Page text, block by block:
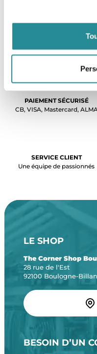
PAIEMENT SÉCURISÉ
CB, VISA, Mastercard,
SERVICE CLIENT
Une équipe de passionnés
LE SHOP
The Corner Shop
28 rue de l'Est
92100 Boulogne-
BESOIN D’UN